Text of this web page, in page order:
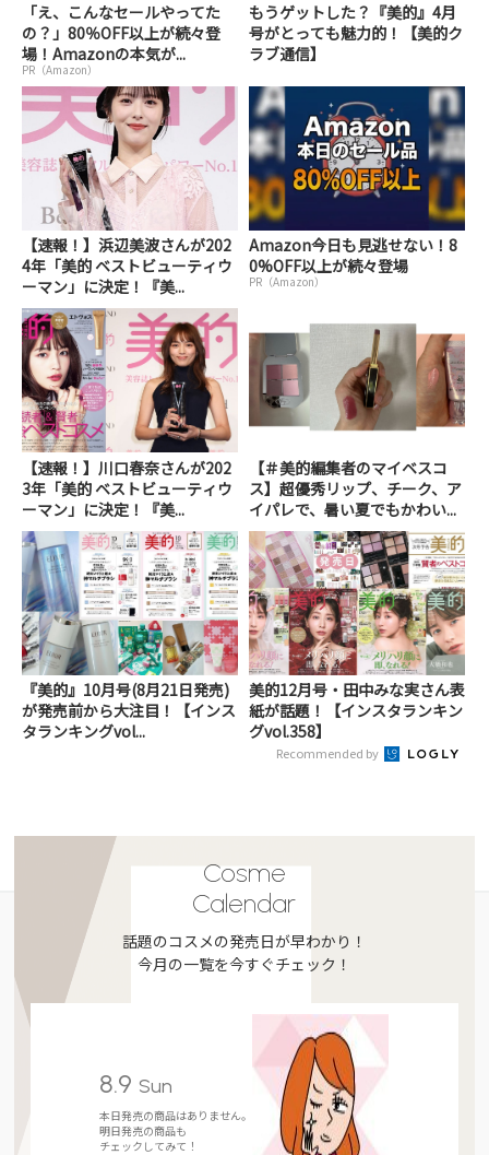
「え、こんなセールやってた
の？」80％OFF以上が続々登
場！Amazonの本気が...
PR（Amazon）
もうゲットした？『美的』4月
号がとっても魅力的！【美的ク
ラブ通信】
【速報！】浜辺美波さんが202
4年「美的 ベストビューティウ
ーマン」に決定！『美...
Amazon今日も見逃せない！8
0%OFF以上が続々登場
PR（Amazon）
【速報！】川口春奈さんが202
3年「美的 ベストビューティウ
ーマン」に決定！『美...
【＃美的編集者のマイベスコ
ス】超優秀リップ、チーク、ア
イパレで、暑い夏でもかわい...
『美的』10月号(8月21日発売)
が発売前から大注目！【インス
タランキングvol...
美的12月号・田中みな実さん表
紙が話題！【インスタランキン
グvol.358】
Recommended by
Cosme
Calendar
話題のコスメの発売日が早わかり！
今月の一覧を今すぐチェック！
8.9 Sun
本日発売の商品はありません。
明日発売の商品も
チェックしてみて！